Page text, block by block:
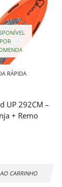
POR
RÁPIDA
UP 292CM –
+ Remo
CARRINHO